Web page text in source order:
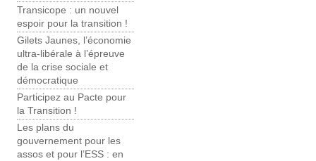
Transicope : un nouvel
espoir pour la transition !
Gilets Jaunes, l’économie
ultra-libérale à l’épreuve
de la crise sociale et
démocratique
Participez au Pacte pour
la Transition !
Les plans du
gouvernement pour les
assos et pour l’ESS : en